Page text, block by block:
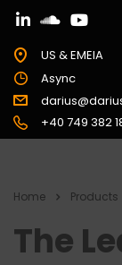
US & EMEIA
Async
+40 749 382
Home Products
The